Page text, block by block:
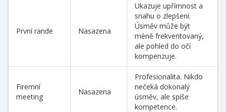
První rande Nasazena
Ukazuje upřímnost a
snahu o zlepšení.
Úsměv může být
méně frekventovaný,
ale pohled do očí
kompenzuje.
Firemní
meeting
Nasazena
Profesionalita. Nikdo
nečeká dokonalý
úsměv, ale spíše
kompetence.